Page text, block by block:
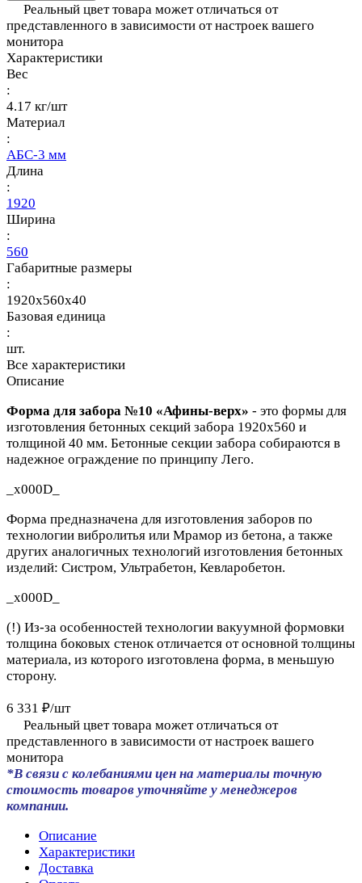
Реальный цвет товара может отличаться от
представленного в зависимости от настроек вашего
монитора
Характеристики
Вес
:
4.17 кг/шт
Материал
:
АБС-3 мм
Длина
:
1920
Ширина
:
560
Габаритные размеры
:
1920x560x40
Базовая единица
:
шт.
Все характеристики
Описание
Форма для забора №10 «Афины-верх» - это формы для
изготовления бетонных секций забора 1920х560 и
толщиной 40 мм. Бетонные секции забора собираются в
надежное ограждение по принципу Лего.
_x000D_
Форма предназначена для изготовления заборов по
технологии вибролитья или Мрамор из бетона, а также
других аналогичных технологий изготовления бетонных
изделий: Систром, Ультрабетон, Кевларобетон.
_x000D_
(!) Из-за особенностей технологии вакуумной формовки
толщина боковых стенок отличается от основной толщины
материала, из которого изготовлена форма, в меньшую
сторону.
6 331 ₽/шт
Реальный цвет товара может отличаться от
представленного в зависимости от настроек вашего
монитора
*В связи с колебаниями цен на материалы точную
стоимость товаров уточняйте у менеджеров
компании.
Описание
Характеристики
Доставка